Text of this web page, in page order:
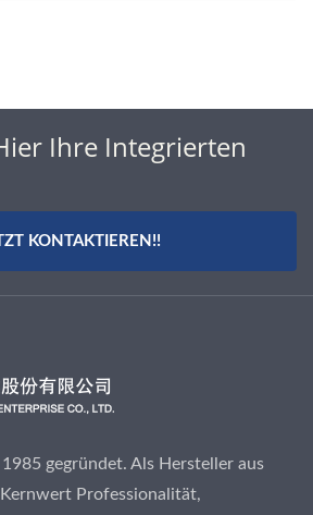
Ihre Integrierten
KONTAKTIEREN!!
gegründet. Als Hersteller aus
Professionalität,